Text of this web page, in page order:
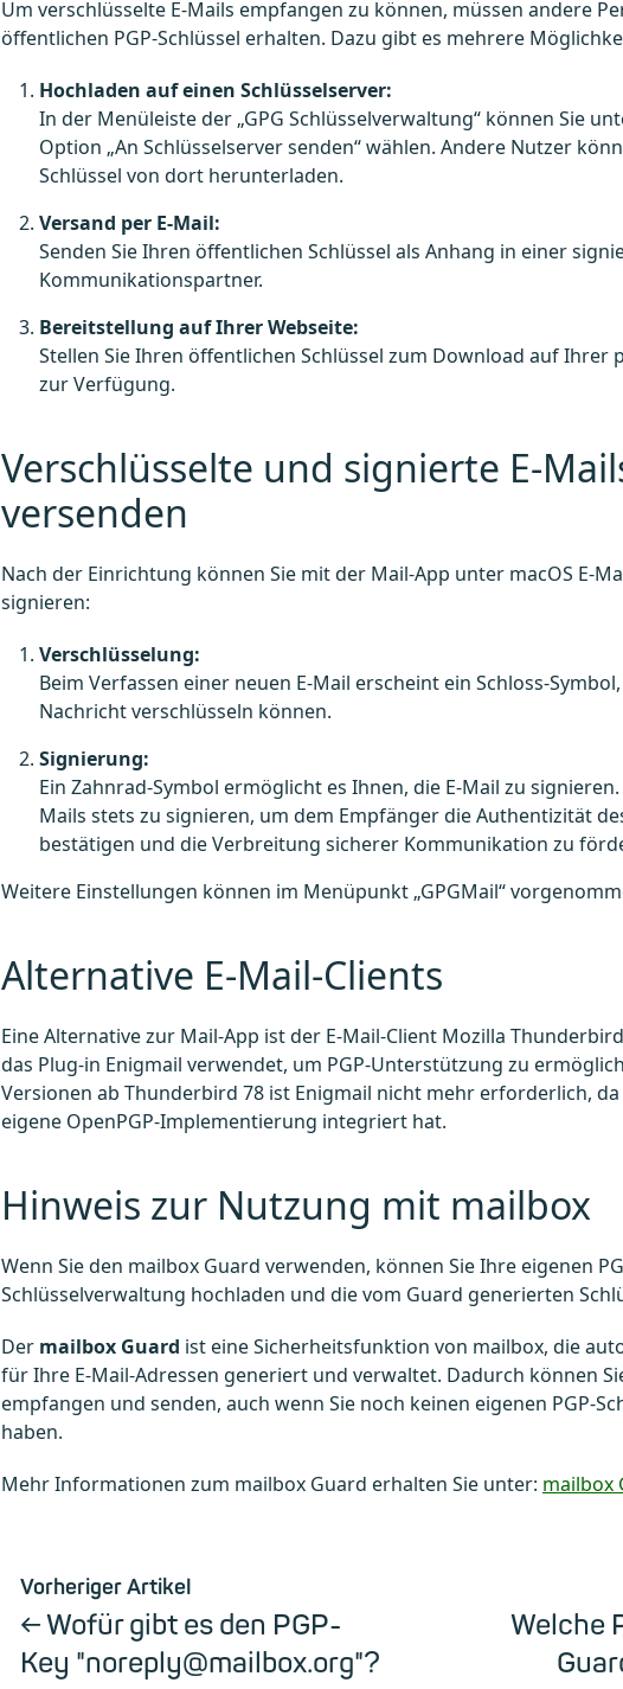
Um verschlüsselte E-Mails empfangen zu können, müssen andere
öffentlichen PGP-Schlüssel erhalten. Dazu gibt es mehrere
Hochladen auf einen Schlüsselserver:
In der Menüleiste der „GPG Schlüsselverwaltung“ können Sie
Option „An Schlüsselserver senden“ wählen. Andere Nutzer
Schlüssel von dort herunterladen.​
Versand per E-Mail:
Senden Sie Ihren öffentlichen Schlüssel als Anhang in einer
Kommunikationspartner.
Bereitstellung auf Ihrer Webseite:
Stellen Sie Ihren öffentlichen Schlüssel zum Download auf Ihrer
zur Verfügung.​
Verschlüsselte und signierte E-
versenden
Nach der Einrichtung können Sie mit der Mail-App unter macOS E-
signieren:​
Verschlüsselung:
Beim Verfassen einer neuen E-Mail erscheint ein Schloss-
Nachricht verschlüsseln können.​
Signierung:
Ein Zahnrad-Symbol ermöglicht es Ihnen, die E-Mail zu
Mails stets zu signieren, um dem Empfänger die Authentizität
bestätigen und die Verbreitung sicherer Kommunikation zu
Weitere Einstellungen können im Menüpunkt „GPGMail“
Alternative E-Mail-Clients
Eine Alternative zur Mail-App ist der E-Mail-Client Mozilla
das Plug-in Enigmail verwendet, um PGP-Unterstützung zu
Versionen ab Thunderbird 78 ist Enigmail nicht mehr erforderlich,
eigene OpenPGP-Implementierung integriert hat.​
Hinweis zur Nutzung mit mailbox
Wenn Sie den mailbox Guard verwenden, können Sie Ihre eigenen
Schlüsselverwaltung hochladen und die vom Guard generierten
Der mailbox Guard ist eine Sicherheitsfunktion von mailbox, die
für Ihre E-Mail-Adressen generiert und verwaltet. Dadurch können
empfangen und senden, auch wenn Sie noch keinen eigenen PGP-
haben.
Mehr Informationen zum mailbox Guard erhalten Sie unter: mailbox
Vorheriger Artikel
Wofür gibt es den PGP-
Key "noreply@mailbox.org"?
Welche